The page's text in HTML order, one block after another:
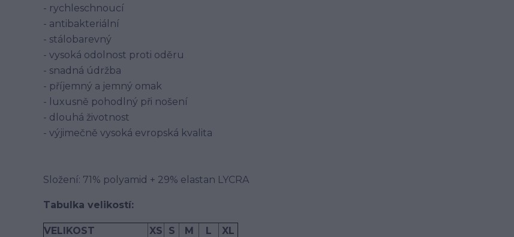
- rychleschnoucí
- antibakteriální
- stálobarevný
- vysoká odolnost proti oděru
- snadná údržba
- příjemný a jemný omak
- luxusně pohodlný při nošení
- dlouhá životnost
- výjimečně vysoká evropská kvalita
Složení: 71% polyamid + 29% elastan LYCRA
Tabulka velikostí:
VELIKOST XS S M L XL